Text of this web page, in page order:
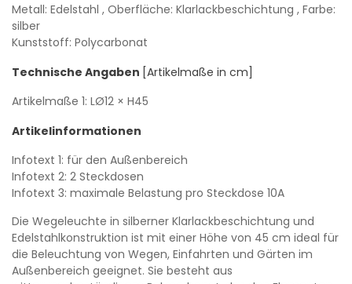
Metall: Edelstahl , Oberfläche: Klarlackbeschichtung , Farbe:
silber
Kunststoff: Polycarbonat
Technische Angaben [Artikelmaße in cm]
Artikelmaße 1: LØ12 × H45
Artikelinformationen
Infotext 1: für den Außenbereich
Infotext 2: 2 Steckdosen
Infotext 3: maximale Belastung pro Steckdose 10A
Die Wegeleuchte in silberner Klarlackbeschichtung und
Edelstahlkonstruktion ist mit einer Höhe von 45 cm ideal für
die Beleuchtung von Wegen, Einfahrten und Gärten im
Außenbereich geeignet. Sie besteht aus